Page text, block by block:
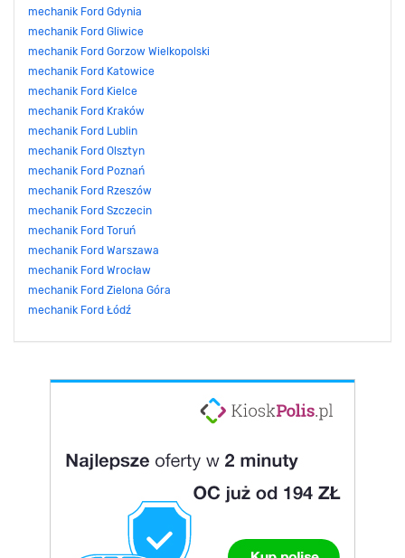
mechanik Ford Gdynia
mechanik Ford Gliwice
mechanik Ford Gorzow Wielkopolski
mechanik Ford Katowice
mechanik Ford Kielce
mechanik Ford Kraków
mechanik Ford Lublin
mechanik Ford Olsztyn
mechanik Ford Poznań
mechanik Ford Rzeszów
mechanik Ford Szczecin
mechanik Ford Toruń
mechanik Ford Warszawa
mechanik Ford Wrocław
mechanik Ford Zielona Góra
mechanik Ford Łódź